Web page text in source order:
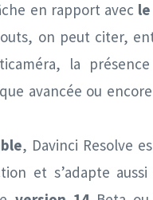
en rapport avec
on peut citer,
la
avancée ou
, Davinci Resolve
et s’adapte